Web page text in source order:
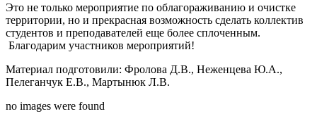
Это не только мероприятие по облагораживанию и очистке
территории, но и прекрасная возможность сделать коллектив
студентов и преподавателей еще более сплоченным.
Благодарим участников мероприятий!
Материал подготовили: Фролова Д.В., Неженцева Ю.А.,
Пелеганчук Е.В., Мартынюк Л.В.
no images were found